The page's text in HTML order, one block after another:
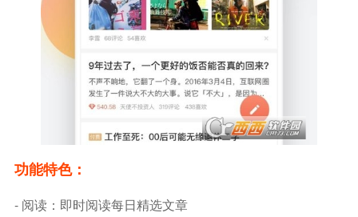
功能特色：
- 阅读：即时阅读每日精选文章